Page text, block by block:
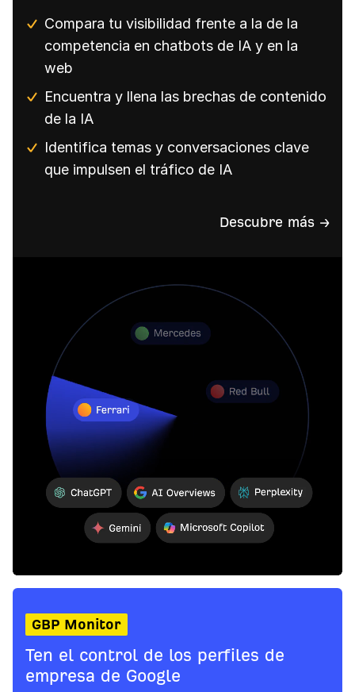
Compara tu visibilidad frente a la de la
competencia en chatbots de IA y en la
web
Encuentra y llena las brechas de contenido
de la IA
Identifica temas y conversaciones clave
que impulsen el tráfico de IA
Descubre más →
GBP Monitor
Ten el control de los perfiles de
empresa de Google